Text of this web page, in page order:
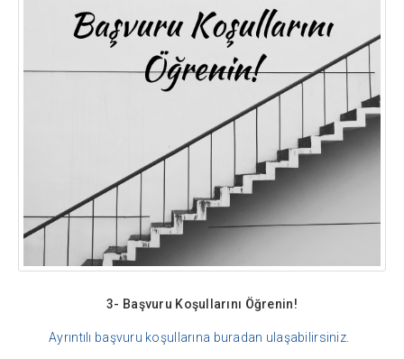
3- Başvuru Koşullarını Öğrenin!
Ayrıntılı başvuru koşullarına buradan ulaşabilirsiniz.